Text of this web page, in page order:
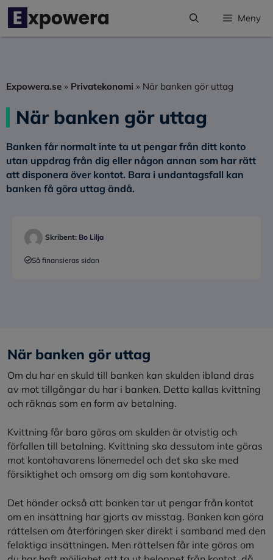
Hoppa
innehåll
Meny
Expowera.se » Privatekonomi » När banken gör uttag
När banken gör uttag
Banken får normalt inte ta ut pengar från ditt konto
utan uppdrag från dig eller någon annan som har rätt
att disponera över kontot. Bara i undantagsfall kan
banken få göra uttag ändå.
Skribent: Bo Lilja
Så finansieras sidan
När banken gör uttag
Om du har en skuld till banken kan skulden ibland dras
av mot tillgångar du har i banken. Detta kallas kvittning
och räknas som en form av betalning.
Kvittning får bara göras om skulden är otvistig och
förfallen till betalning. Kvittning ska dessutom inte göras
mot kontohavarens lönemedel och det ska ske med
försiktighet och omsorg om dig som kontohavare.
Det händer också att banken tar ut pengar från kontot
om en insättning har gjorts av misstag. Banken kan göra
rättelsen om återföringen sker direkt i samband med den
felaktiga insättningen. Men rättelsen får inte göras om